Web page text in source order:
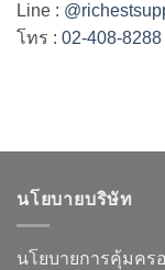
Line :
โทร : 02-408-8288
นโยบายบริษัท
นโยบายการคุ้มค